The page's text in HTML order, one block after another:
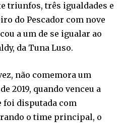
triunfos, três igualdades e
do Pescador com nove
a um de se igualar ao
da Tuna Luso.
não comemora um
2019, quando venceu a
foi disputada com
o time principal, o